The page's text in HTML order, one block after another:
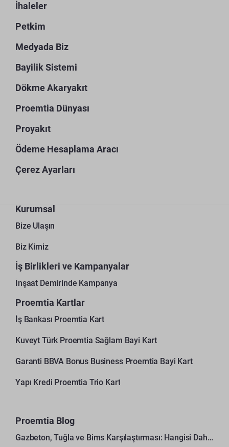
İhaleler
Petkim
Medyada Biz
Bayilik Sistemi
Dökme Akaryakıt
Proemtia Dünyası
Proyakıt
Ödeme Hesaplama Aracı
Çerez Ayarları
Kurumsal
Bize Ulaşın
Biz Kimiz
İş Birlikleri ve Kampanyalar
İnşaat Demirinde Kampanya
Proemtia Kartlar
İş Bankası Proemtia Kart
Kuveyt Türk Proemtia Sağlam Bayi Kart
Garanti BBVA Bonus Business Proemtia Bayi Kart
Yapı Kredi Proemtia Trio Kart
Proemtia Blog
Gazbeton, Tuğla ve Bims Karşılaştırması: Hangisi Daha Avantajlı?